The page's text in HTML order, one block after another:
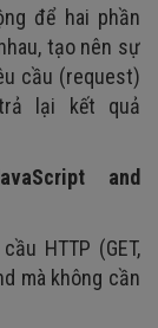
để hai phần
tạo nên sự
cầu (request)
lại kết quả
and
HTTP (GET,
mà không cần